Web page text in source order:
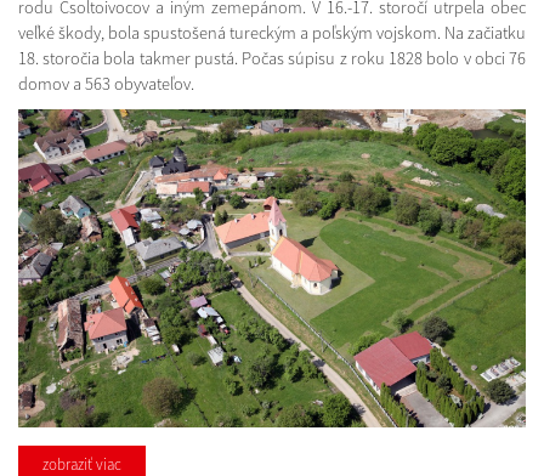
rodu Csoltoivocov a iným zemepánom. V 16.-17. storočí utrpela obec
veľké škody, bola spustošená tureckým a poľským vojskom. Na začiatku
18. storočia bola takmer pustá. Počas súpisu z roku 1828 bolo v obci 76
domov a 563 obyvateľov.
zobraziť viac